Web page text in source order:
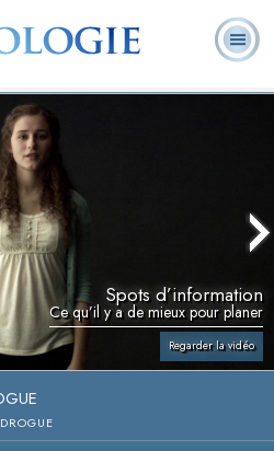
que la
?
Spots d’information
Ce qu’il y a de mieux pour planer
Regarder la vidéo